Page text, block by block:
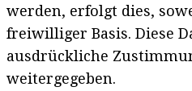
werden, erfolgt dies,
freiwilliger Basis. Diese
ausdrückliche
weitergegeben.